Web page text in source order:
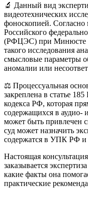
🔬 Данный вид
видеотехнических
фоноскопией.
Российского
(РФЦЭС) при Минюсте
такого исследования
смысловые параметры
аномалии или
⚖️ Процессуальная
закреплена в статье
кодекса РФ, которая
содержащихся в аудио-
может быть привлечен
суд может назначить
содержатся в УПК РФ
Настоящая
заказывается
какие факты она
практические